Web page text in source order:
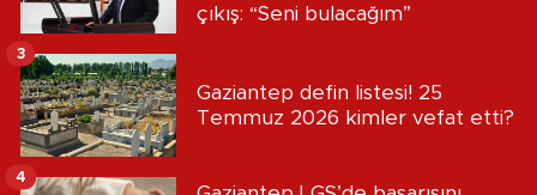
çıkış: “Seni bulacağım”
Gaziantep defin listesi! 25
Temmuz 2026 kimler vefat etti?
3
4